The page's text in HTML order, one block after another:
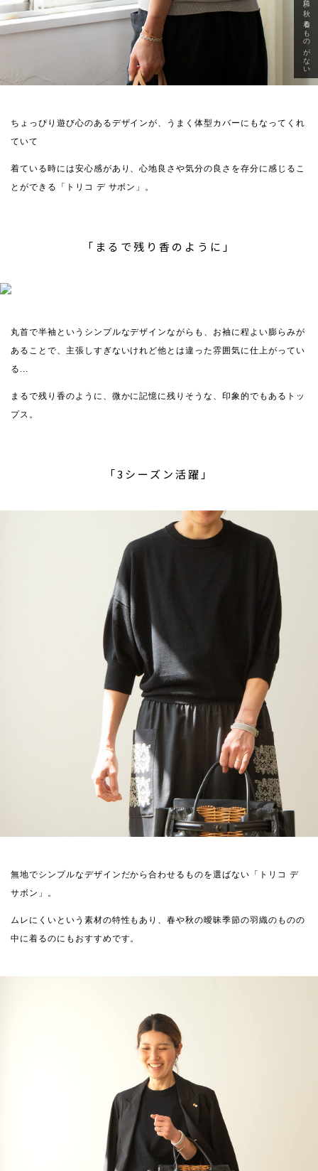
ちょっぴり遊び心のあるデザインが、うまく体型カバーにもなってくれ
ていて
着ている時には安心感があり、心地良さや気分の良さを存分に感じるこ
とができる「トリコ デ サボン」。
「まるで残り香のように」
丸首で半袖というシンプルなデザインながらも、お袖に程よい膨らみが
あることで、主張しすぎないけれど他とは違った雰囲気に仕上がってい
る...
まるで残り香のように、微かに記憶に残りそうな、印象的でもあるトッ
プス。
「3シーズン活躍」
無地でシンプルなデザインだから合わせるものを選ばない「トリコ デ
サボン」。
ムレにくいという素材の特性もあり、春や秋の曖昧季節の羽織のものの
中に着るのにもおすすめです。
急に秋、着るものがない